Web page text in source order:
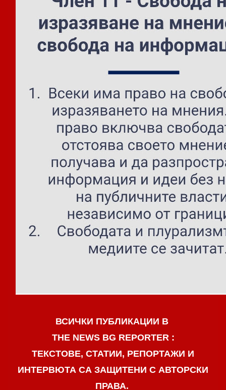
ВСИЧКИ ПУБЛИКАЦИИ В
THE NEWS BG REPORTER :
ТЕКСТОВЕ, СТАТИИ, РЕПОРТАЖИ И
ИНТЕРВЮТА СА ЗАЩИТЕНИ С АВТОРСКИ
ПРАВА.